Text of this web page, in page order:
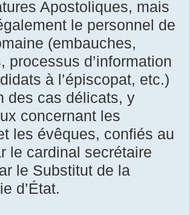
Apostoliques, mais
le personnel de
(embauches,
processus d’information
à l’épiscopat, etc.)
des cas délicats, y
concernant les
les évêques, confiés au
le cardinal secrétaire
le Substitut de la
d’État.